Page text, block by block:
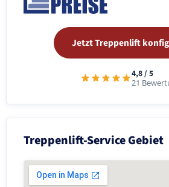
Jetzt Treppenlift
4,8 / 5
21
Treppenlift-Service Gebiet